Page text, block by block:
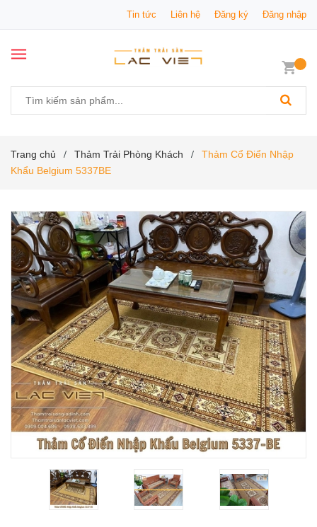
Tin tức Liên hệ Đăng ký Đăng nhập
Trang chủ / Thảm Trải Phòng Khách /
Thảm Cổ Điển Nhập
Khẩu Belgium 5337BE